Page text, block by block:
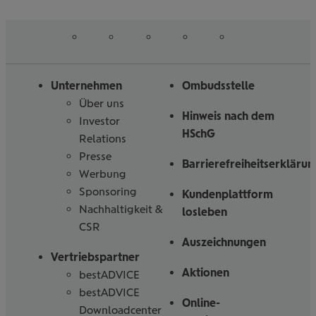
Unternehmen
Über uns
Investor
Relations
Presse
Werbung
Sponsoring
Nachhaltigkeit &
CSR
Vertriebspartner
bestADVICE
bestADVICE
Downloadcenter
Ombudsstelle
Hinweis nach dem
HSchG
Kundenplattform
losleben
Auszeichnungen
Aktionen
Online-
uns